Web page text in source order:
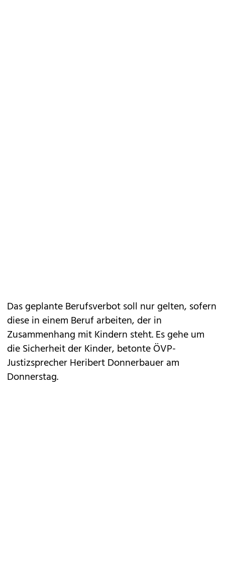
Das geplante Berufsverbot soll nur gelten, sofern
diese in einem Beruf arbeiten, der in
Zusammenhang mit Kindern steht. Es gehe um
die Sicherheit der Kinder, betonte ÖVP-
Justizsprecher Heribert Donnerbauer am
Donnerstag.